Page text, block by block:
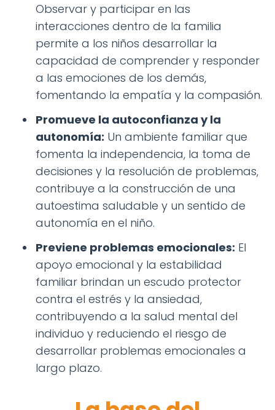
Observar y participar en las
interacciones dentro de la familia
permite a los niños desarrollar la
capacidad de comprender y responder
a las emociones de los demás,
fomentando la empatía y la compasión.
Promueve la autoconfianza y la
autonomía: Un ambiente familiar que
fomenta la independencia, la toma de
decisiones y la resolución de problemas,
contribuye a la construcción de una
autoestima saludable y un sentido de
autonomía en el niño.
Previene problemas emocionales: El
apoyo emocional y la estabilidad
familiar brindan un escudo protector
contra el estrés y la ansiedad,
contribuyendo a la salud mental del
individuo y reduciendo el riesgo de
desarrollar problemas emocionales a
largo plazo.